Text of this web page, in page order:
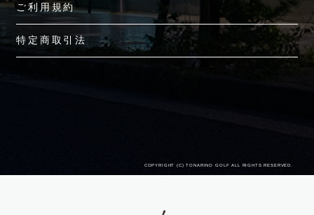
ご利用規約
特定商取引法
COPYRIGHT (C) TONARINO GOLF ALL RIGHTS RESERVED.